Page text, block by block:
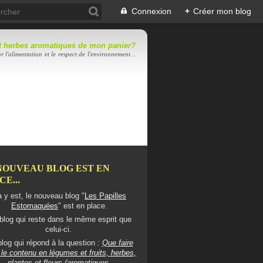
Connexion + Créer mon blog
aromatiques de mon panier?
et le respect de l'environnement...
BLOG EST EN
y est, le nouveau blog "Les Papilles
Estomaquées" est en place.
qui reste dans le même esprit que
celui-ci.
qui répond à la question : Que faire
contenu en légumes et fruits, herbes,